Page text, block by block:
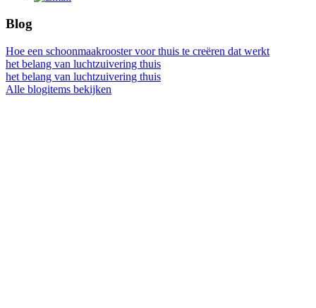
Blog
Hoe een schoonmaakrooster voor thuis te creëren dat werkt
het belang van luchtzuivering thuis
het belang van luchtzuivering thuis
Alle blogitems bekijken